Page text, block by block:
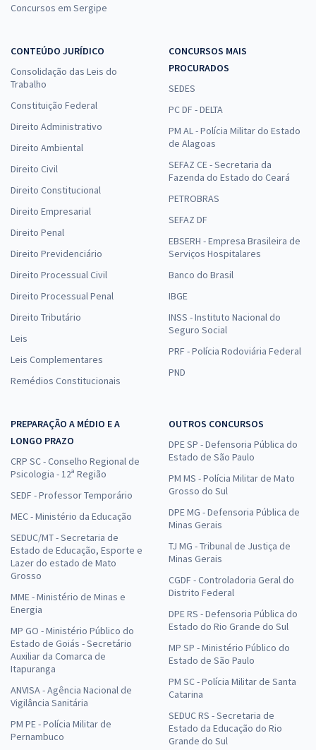
Concursos em Sergipe
CONTEÚDO JURÍDICO
Consolidação das Leis do
Trabalho
Constituição Federal
Direito Administrativo
Direito Ambiental
Direito Civil
Direito Constitucional
Direito Empresarial
Direito Penal
Direito Previdenciário
Direito Processual Civil
Direito Processual Penal
Direito Tributário
Leis
Leis Complementares
Remédios Constitucionais
CONCURSOS MAIS
PROCURADOS
SEDES
PC DF - DELTA
PM AL - Polícia Militar do Estado
de Alagoas
SEFAZ CE - Secretaria da
Fazenda do Estado do Ceará
PETROBRAS
SEFAZ DF
EBSERH - Empresa Brasileira de
Serviços Hospitalares
Banco do Brasil
IBGE
INSS - Instituto Nacional do
Seguro Social
PRF - Polícia Rodoviária Federal
PND
PREPARAÇÃO A MÉDIO E A
LONGO PRAZO
CRP SC - Conselho Regional de
Psicologia - 12ª Região
SEDF - Professor Temporário
MEC - Ministério da Educação
SEDUC/MT - Secretaria de
Estado de Educação, Esporte e
Lazer do estado de Mato
Grosso
MME - Ministério de Minas e
Energia
MP GO - Ministério Público do
Estado de Goiás - Secretário
Auxiliar da Comarca de
Itapuranga
ANVISA - Agência Nacional de
Vigilância Sanitária
PM PE - Polícia Militar de
Pernambuco
OUTROS CONCURSOS
DPE SP - Defensoria Pública do
Estado de São Paulo
PM MS - Polícia Militar de Mato
Grosso do Sul
DPE MG - Defensoria Pública de
Minas Gerais
TJ MG - Tribunal de Justiça de
Minas Gerais
CGDF - Controladoria Geral do
Distrito Federal
DPE RS - Defensoria Pública do
Estado do Rio Grande do Sul
MP SP - Ministério Público do
Estado de São Paulo
PM SC - Polícia Militar de Santa
Catarina
SEDUC RS - Secretaria de
Estado da Educação do Rio
Grande do Sul